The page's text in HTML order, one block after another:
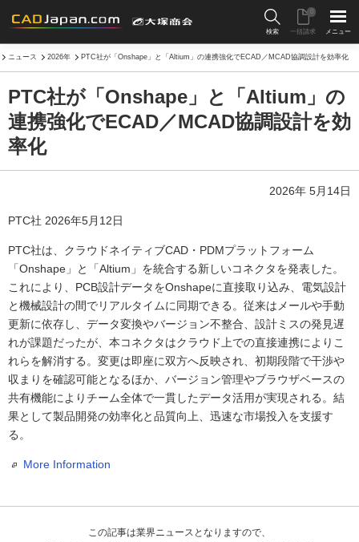
検索 一括請求
0
メニュー
ニュース 2026年 PTC社が「Onshape」と「Altium」の連携強化でECAD／MCAD協調設計を効率化
PTC社が「Onshape」と「Altium」の
連携強化でECAD／MCAD協調設計を効
率化
2026年 5月14日
PTC社 2026年5月12日
PTC社は、クラウドネイティブCAD・PDMプラットフォーム
「Onshape」と「Altium」を統合する新しいコネクタを発表した。
これにより、PCB設計データをOnshapeに直接取り込み、電気設計
と機械設計の間でリアルタイムに同期できる。従来はメールや手動
更新に依存し、データ変換やバージョン不整合、設計ミスの発見遅
れが課題だったが、本コネクタはクラウド上での直接連携によりこ
れらを解消する。変更は即座に双方へ反映され、初期段階で干渉や
収まりを確認可能となるほか、バージョン管理やブラウザベースの
共有機能によりチーム全体で一貫したデータ活用が実現される。結
果として製品開発の効率化と品質向上、迅速な市場投入を支援す
る。
More Information
この記事は業界ニュースとなりますので、